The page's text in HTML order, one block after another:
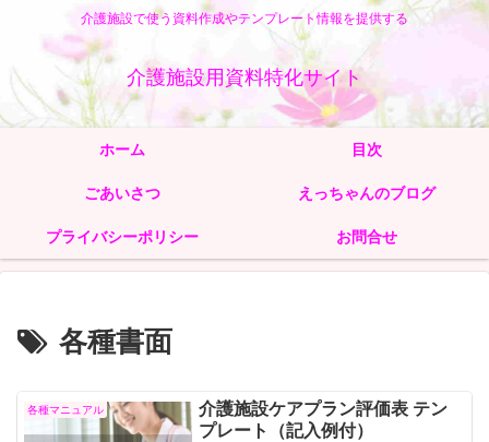
介護施設で使う資料作成やテンプレート情報を提供する
介護施設用資料特化サイト
ホーム 目次
ごあいさつ えっちゃんのブログ
プライバシーポリシー お問合せ
各種書面
各種マニュアル
介護施設ケアプラン評価表 テン
プレート（記入例付）